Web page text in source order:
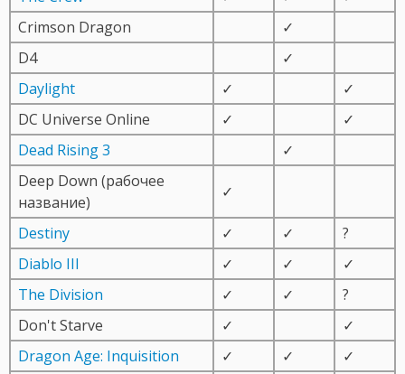
Crimson Dragon
✓
D4
✓
Daylight
✓
✓
DC Universe Online
✓
✓
Dead Rising 3
✓
Deep Down (рабочее
название)
✓
Destiny ✓ ✓
?
Diablo III
✓ ✓
✓
The Division
✓ ✓
?
Don't Starve
✓
✓
Dragon Age: Inquisition
✓ ✓
✓